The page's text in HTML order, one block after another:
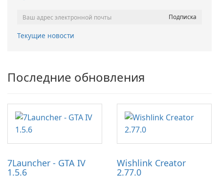
Текущие новости
Последние обновления
7Launcher - GTA IV
1.5.6
Wishlink Creator
2.77.0